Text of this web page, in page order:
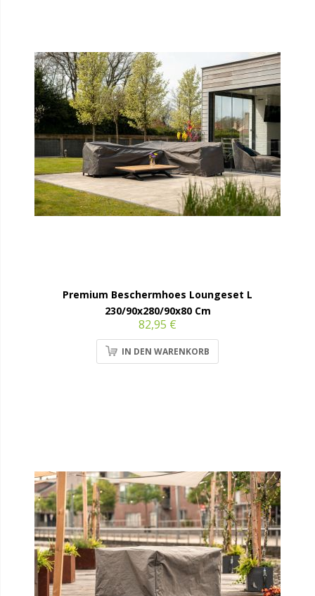
Premium Beschermhoes Loungeset L
230/90x280/90x80 Cm
82,95 €
IN DEN WARENKORB